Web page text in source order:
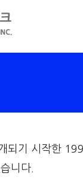
되기 시작한
니다.